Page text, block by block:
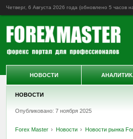
Четверг, 6 Августа 2026 года (обновлено 5 часов
НОВОСТИ
Опубликовано: 7 ноября 2025
Forex Master Новости Новости рынка
НОВОСТИ